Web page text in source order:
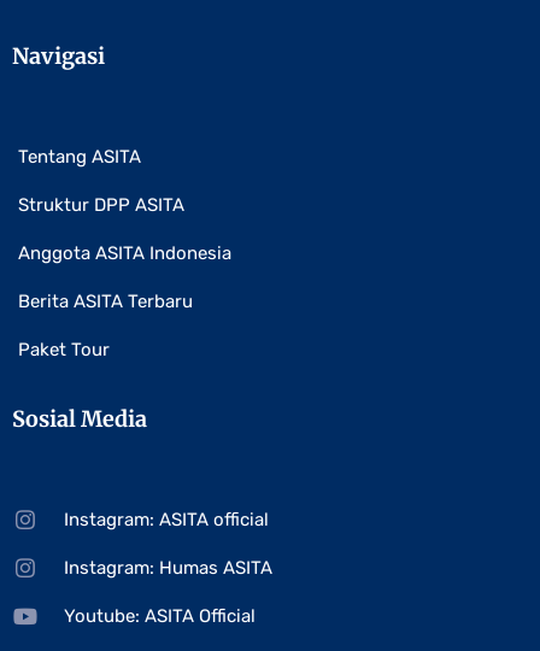
Navigasi
Tentang ASITA
Struktur DPP ASITA
Anggota ASITA Indonesia
Berita ASITA Terbaru
Paket Tour
Sosial Media
Instagram: ASITA official
Instagram: Humas ASITA
Youtube: ASITA Official